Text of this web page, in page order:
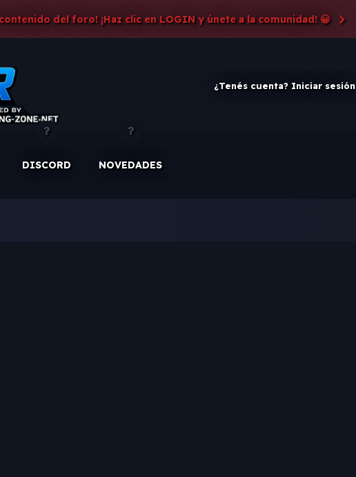
del foro! ¡Haz clic en LOGIN y únete a la comunidad! 😀
¿Tenés cuenta? Iniciar sesión
DISCORD NOVEDADES